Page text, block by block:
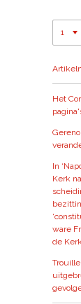
Het
In
Kerk
ware
de